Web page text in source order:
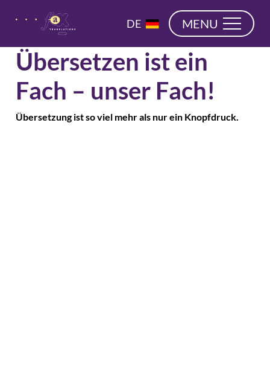
DE
NL
MENU
Übersetzen ist ein
Fach – unser Fach!
Übersetzung ist so viel mehr als nur ein Knopfdruck.